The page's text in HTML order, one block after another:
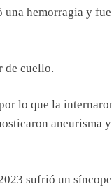
hemorragia y
de cuello.
lo que la
aneurisma
sufrió un